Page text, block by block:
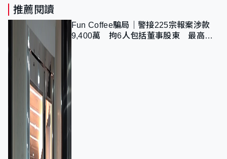
推薦閱讀
Fun Coffee騙局｜警接225宗報案涉款
9,400萬 拘6人包括董事股東 最高金